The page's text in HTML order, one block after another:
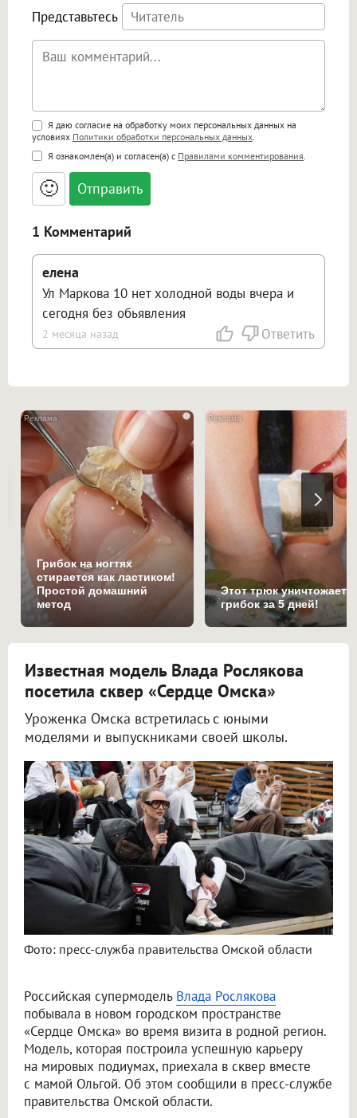
Представьтесь
Поддержка HTML
<b>, <strong>, <u>, <i>, <em>, <s>, <big>,
<small>, <sup>, <sub>, <pre>, <ul>, <ol>, <li>,
<blockquote>, <code> экранирует HTML,
адреса URL автоматически становятся
ссылками, и [img]адрес[/img] будет
Я даю согласие на обработку моих персональных данных на
условиях Политики обработки персональных данных
Я ознакомлен(а) и согласен(а) с Правилами комментирования
🙂
1 Комментарий
елена
Ул Маркова 10 нет холодной воды вчера и
сегодня без обьявления
2 месяца назад Ответить
i
Грибок на ногтях
стирается как ластиком!
Простой домашний
метод
Этот трюк уничтожает
грибок за 5 дней!
Известная модель Влада Рослякова
посетила сквер «Сердце Омска»
Уроженка Омска встретилась с юными
моделями и выпускниками своей школы.
В Омске Влада Рослякова побывала в «Сердце Омска» с мамой
Фото: пресс-служба правительства Омской области
Российская супермодель Влада Рослякова
побывала в новом городском пространстве
«Сердце Омска» во время визита в родной регион.
Модель, которая построила успешную карьеру
на мировых подиумах, приехала в сквер вместе
с мамой Ольгой. Об этом сообщили в пресс-службе
правительства Омской области.